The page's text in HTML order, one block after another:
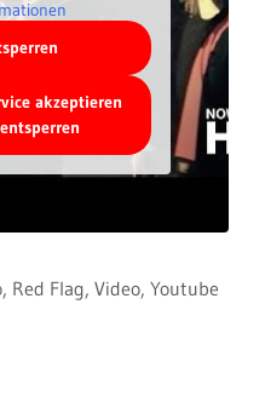
akzeptieren
, Red Flag, Video, Youtube